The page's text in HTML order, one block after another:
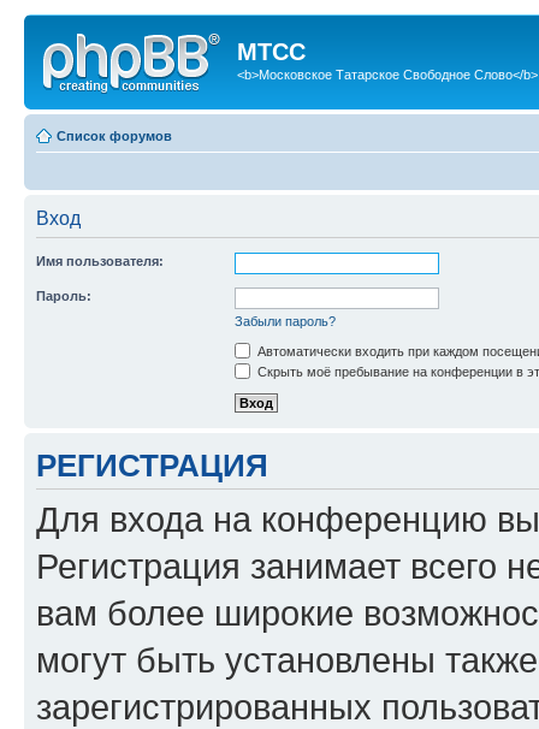
МТСС
<b>Московское Татарское Свободное Слово</b>
Список форумов
Вход
Имя пользователя:
Пароль:
Забыли пароль?
Автоматически входить при каждом
Скрыть моё пребывание на конференции в
РЕГИСТРАЦИЯ
Для входа на конференцию
Регистрация занимает всего
вам более широкие
могут быть установлены
зарегистрированных